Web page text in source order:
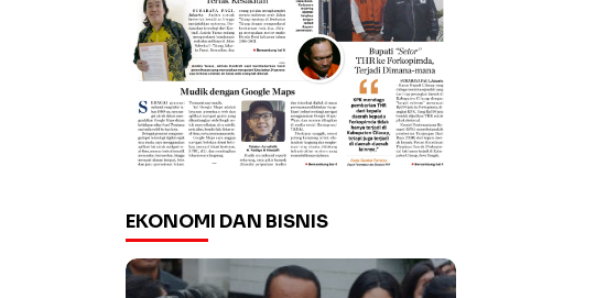
EKONOMI DAN BISNIS